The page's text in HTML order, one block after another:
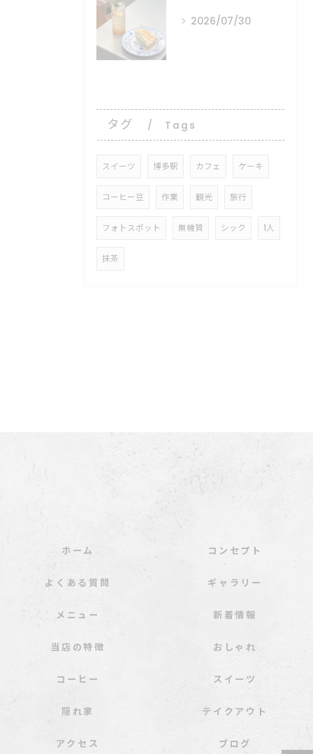
2026/07/30
タグ Tags
スイーツ 博多駅 カフェ ケーキ
コーヒー豆 作業 観光 旅行
フォトスポット 無機質 シック 1人
抹茶
ホーム コンセプト
よくある質問 ギャラリー
メニュー 新着情報
当店の特徴 おしゃれ
コーヒー スイーツ
隠れ家 テイクアウト
アクセス ブログ